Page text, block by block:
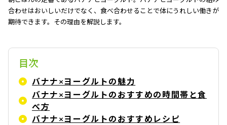
合わせはおいしいだけでなく、食べ合わせることで体にうれしい働きが
期待できます。その理由を解説します。
目次
バナナ×ヨーグルトの魅力
バナナ×ヨーグルトのおすすめの時間帯と食
べ方
バナナ×ヨーグルトのおすすめレシピ